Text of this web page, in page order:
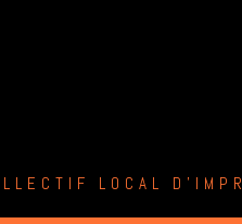
LOCAL